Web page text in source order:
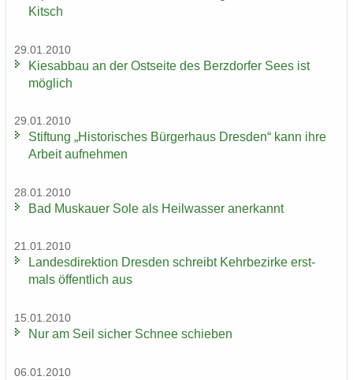
Kitsch
29.01.2010
Kies­ab­bau an der Ost­sei­te des Berz­dor­fer Sees ist
mög­lich
29.01.2010
Stif­tung „His­to­ri­sches Bür­ger­haus Dres­den“ kann ihre
Ar­beit auf­neh­men
28.01.2010
Bad Mus­kau­er Sole als Heil­was­ser an­er­kannt
21.01.2010
Lan­des­di­rek­ti­on Dres­den schreibt Kehr­be­zir­ke erst­
mals öf­fent­lich aus
15.01.2010
Nur am Seil si­cher Schnee schie­ben
06.01.2010